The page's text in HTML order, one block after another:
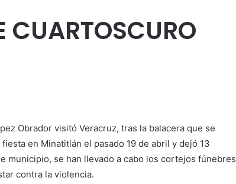
CUARTOSCURO
Obrador visitó Veracruz, tras la balacera que se
en Minatitlán el pasado 19 de abril y dejó 13
municipio, se han llevado a cabo los cortejos fúnebres
contra la violencia.